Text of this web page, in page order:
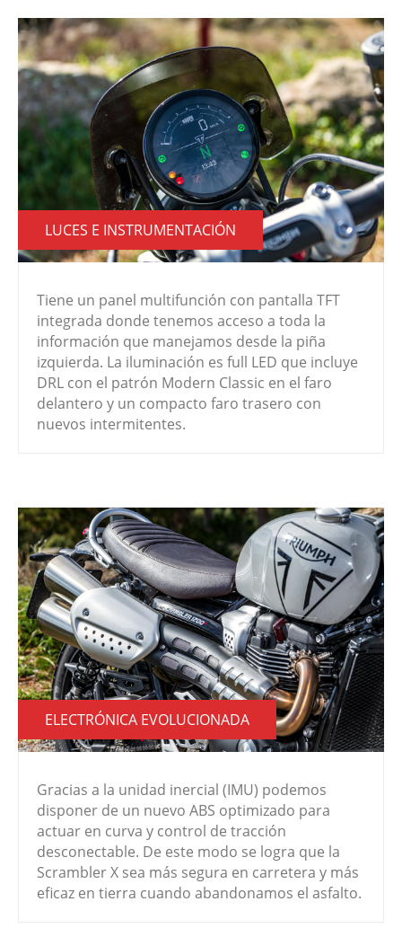
LUCES E INSTRUMENTACIÓN
Tiene un panel multifunción con pantalla TFT
integrada donde tenemos acceso a toda la
información que manejamos desde la piña
izquierda. La iluminación es full LED que incluye
DRL con el patrón Modern Classic en el faro
delantero y un compacto faro trasero con
nuevos intermitentes.
ELECTRÓNICA EVOLUCIONADA
Gracias a la unidad inercial (IMU) podemos
disponer de un nuevo ABS optimizado para
actuar en curva y control de tracción
desconectable. De este modo se logra que la
Scrambler X sea más segura en carretera y más
eficaz en tierra cuando abandonamos el asfalto.